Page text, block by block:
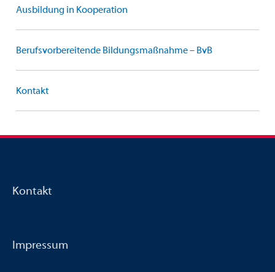
Ausbildung in Kooperation
Berufsvorbereitende Bildungsmaßnahme – BvB
Kontakt
Kontakt
Impressum